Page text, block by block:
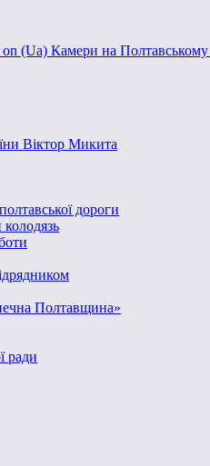
on (Ua) Камери на
Віктор Микита
дороги
Полтавщина»
ради